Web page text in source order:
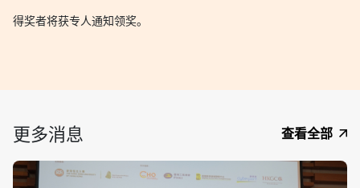
得奖者将获专人通知领奖。
更多消息 查看全部